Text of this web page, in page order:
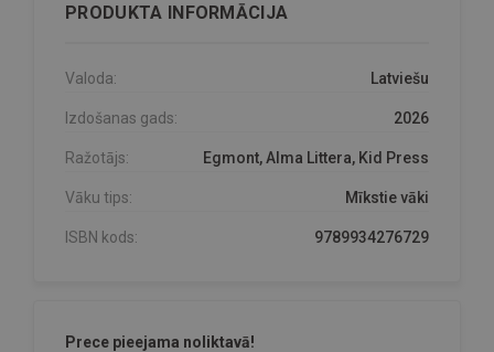
PRODUKTA INFORMĀCIJA
Valoda: Latviešu
Izdošanas gads: 2026
Ražotājs: Egmont, Alma Littera, Kid Press
Vāku tips: Mīkstie vāki
ISBN kods: 9789934276729
Prece pieejama noliktavā!